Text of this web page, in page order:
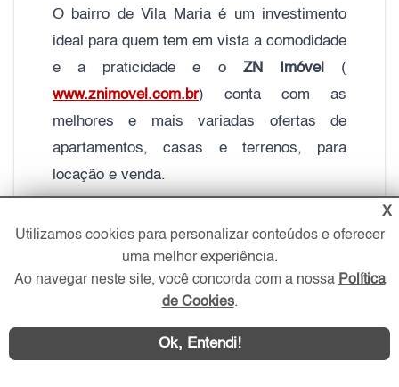
O bairro de Vila Maria é um investimento
ideal para quem tem em vista a comodidade
e a praticidade e o ZN Imóvel
(
www.znimovel.com.br) conta com as
melhores e mais variadas ofertas de
apartamentos, casas e terrenos, para
locação e venda.
Elaborado por Gustavo Monteiro e editado
por Marcel Toledo e Fabiana Maia
X
Utilizamos cookies para personalizar conteúdos e oferecer
uma melhor experiência.
Ao navegar neste site, você concorda com a nossa Política
de Cookies.
Ok, Entendi!